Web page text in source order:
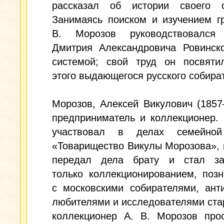
рассказал об истории своего
Занимаясь поиском и изучением
В. Морозов руководствовался
Дмитрия Александровича
системой; свой труд он
этого выдающегося русского
Морозов, Алексей Викулович
предприниматель и
участвовал в делах
«Товарищество Викулы Морозова»,
передал дела брату и стал
только коллекционированием,
с московскими собирателями,
любителями и исследователями
коллекционер А. В. Морозов